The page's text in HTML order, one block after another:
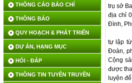
THÔNG CÁO BÁO CHÍ
THÔNG BÁO
QUY HOẠCH & PHÁT TRIỂN
DỰ ÁN, HẠNG MỤC
HỎI - ĐÁP
THÔNG TIN TUYÊN TRUYỀN
trụ sở
địa chỉ
Đình,
tự lập
Đoàn,
Cộng
được
luyện